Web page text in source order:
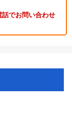
でお問い合わせ